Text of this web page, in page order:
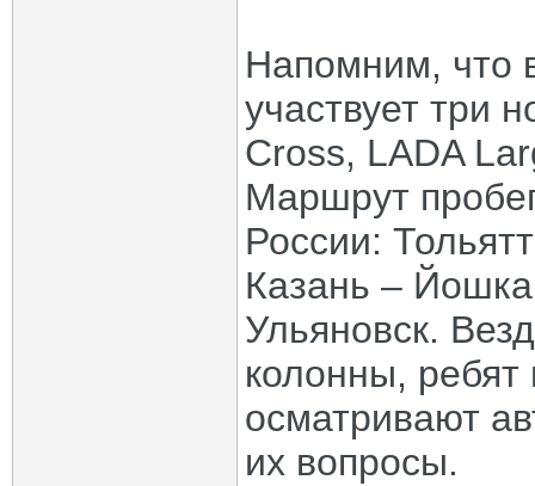
Напомним, что
участвует три
Cross, LADA
Маршрут
России:
Казань –
Ульяновск.
колонны,
осматривают
их вопросы.